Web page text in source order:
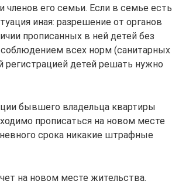
членов его семьи. Если в семье есть
иная: разрешение от органов
прописанных в ней детей без
всех норм (санитарных
регистрацией детей решать нужно
бывшего владельца квартиры
прописаться на новом месте
срока никакие штрафные
на новом месте жительства.